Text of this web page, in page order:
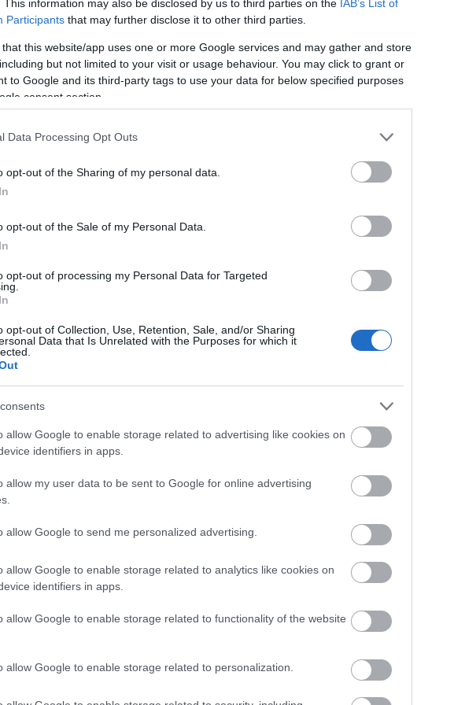
This information may also be disclosed by us to third parties on the IAB’s List of
Participants that may further disclose it to other third parties.
that this website/app uses one or more Google services and may gather and store
but not limited to your visit or usage behaviour. You may click to grant or
to Google and its third-party tags to use your data for below specified purposes
consent section.
Data Processing Opt Outs
opt-out of the Sharing of my personal data.
opt-out of the Sale of my Personal Data.
opt-out of processing my Personal Data for Targeted
opt-out of Collection, Use, Retention, Sale, and/or Sharing
Data that Is Unrelated with the Purposes for which it
allow Google to enable storage related to advertising like cookies on
identifiers in apps.
allow my user data to be sent to Google for online advertising
allow Google to send me personalized advertising.
allow Google to enable storage related to analytics like cookies on
identifiers in apps.
allow Google to enable storage related to functionality of the website
allow Google to enable storage related to personalization.
λίγο αργότερα διάφοροιτοπικοί«άρχοντες» που προχθές μας
και το Γεωδυναμικό, τον κατ εξοχήν φορέα παρακολούθησης της
χώρας στη σύσκεψη;).
και οι τρεις συνάδελφοι που μίλησαν ήταν εξαιρετικοί και φάνηκε
τους γνώση και οφείλω να τους συγχαρώ. Είναι όλοι φίλοι μου
γνωστοί και ότι καλύτερο έχουμε στη χώρα μας ΚΑΙ ΤΟ ΕΝΝΟΩ.
μου έκανε τη χειρίστη εντύπωση που επέβαλαν στα άξια
με τον Εγκέλαδο) το ρόλο της γλάστρας. Δεν τους απεύθυναν καν το
το κόσμο, η κατά μεγάλη πιθανότατα
ΠΡΟΣΕΙΣΜΙΚΗ φάση
μάλιστα με πιο έντονους ρυθμούς
τα έλεγαν αυτά ότι πάμε καλύτερα ως πρις την σεισμικότητα έγιναν 7
4R ΜΕΣΑ ΣΕ ΜΙΑ ΩΡΑ!
μέγεθος του κυρίως σεισμού
χαρακτηρίζεται από τα τεκτονικά χαρακτηριστικά και το
τα link) σας απέδειξα ότι με τα τεσσάρια και τα πεντάρια
συμφωνούν με τις αρχικές απόψεις μου ότι
και σεισμικής δράσηςκαι ότι ανεβάζουν το αναμενόμενο
από το 5 που έλεγαν αρχικά.
χθες κάποιον «φιρμάτο Ακαδημαϊκό τσουναμολόγο» να λέει